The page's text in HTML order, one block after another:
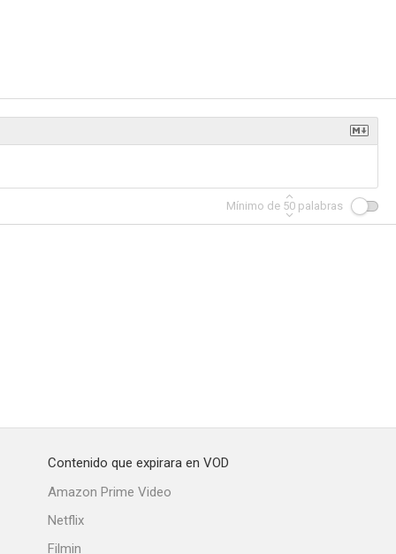
Mínimo de 50 palabras
Contenido que expirara en VOD
Amazon Prime Video
Netflix
Filmin